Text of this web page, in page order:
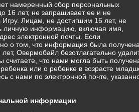
намеренный сбор персональных
16 лет, не запрашивает ее и не
Игру. Лицам, не достигшим 16 лет, не
личную информацию, включая имя,
электронной почты. Если
о том, что информация была получена
Овермобайл безотлагательно
что нами могла быть
или о ребенке в возрасте
с нами по электронной почте,
информации